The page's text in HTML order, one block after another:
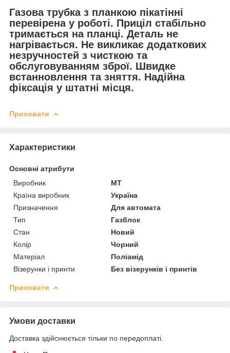
Газова трубка з планкою пікатінні
перевірена у роботі. Приціл стабільно
тримається на планці. Деталь не
нагрівається. Не викликає додаткових
незручностей з чисткою та
обслуговуванням зброї. Швидке
встанновлення та зняття. Надійна
фіксація у штатні місця.
Приховати
Характеристики
Основні атрибути
Виробник
MT
Країна виробник
Україна
Призначення
Для автомата
Тип
Газблок
Стан
Новий
Колір
Чорний
Матеріал
Поліамід
Візерунки і принти
Без візерунків і принтів
Приховати
Умови доставки
Доставка здійснюється тільки по передоплаті.